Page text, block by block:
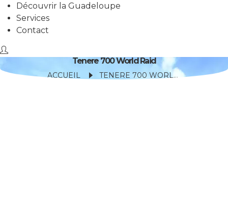
Découvrir la Guadeloupe
Services
Contact
Tenere 700 World Raid
ACCUEIL TENERE 700 WORLD RAID